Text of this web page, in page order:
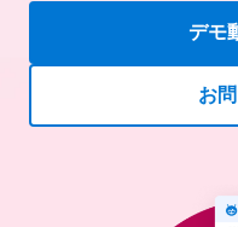
デモ
お